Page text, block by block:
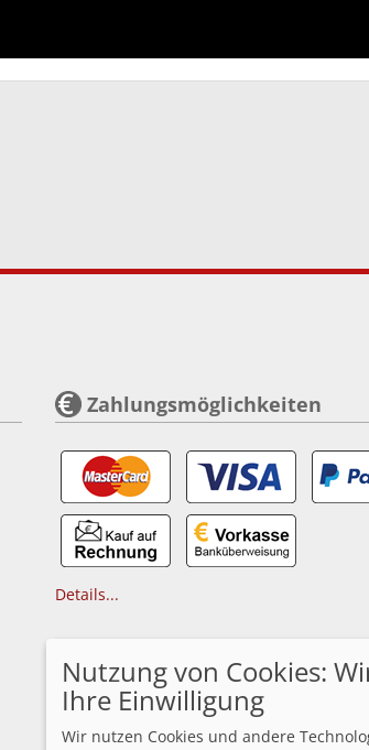
Zahlungsmöglichkeiten
Details...
Nutzung von Cookies:
Ihre Einwilligung
Wir nutzen Cookies und andere